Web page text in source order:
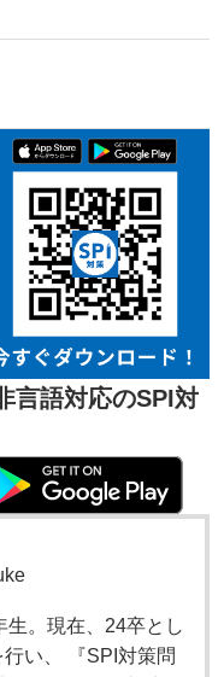
言語対応のSPI対
生。現在、24卒とし
い、 『SPI対策問